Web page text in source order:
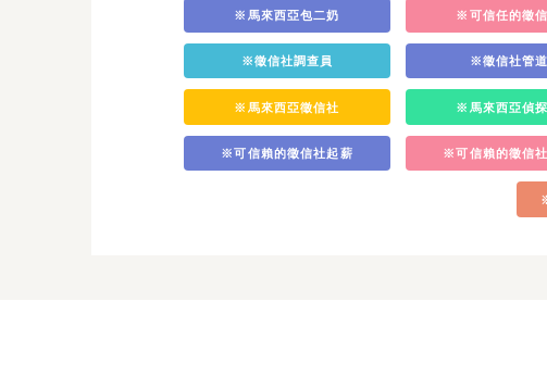
※馬來西亞包二奶 ※可信任的徵
※徵信社調查員 ※徵信社管道
※馬來西亞徵信社 ※馬來西亞偵
※可信賴的徵信社起薪 ※可信賴的徵信